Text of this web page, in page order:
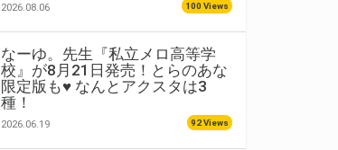
2026.08.06 100 Views
なーゆ。先生『私立メロ高等学
校』が8月21日発売！とらのあな
限定版も♥ なんとアクスタは3
種！
2026.06.19 92 Views